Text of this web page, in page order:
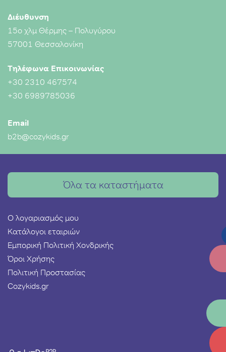
Διέυθυνση
15ο χλμ Θέρμης – Πολυγύρου
57001 Θεσσαλονίκη
Τηλέφωνα Επικοινωνίας
+30 2310 467574
+30 6989785036
Email
b2b@cozykids.gr
Όλα τα καταστήματα
Ο λογαριασμός μου
Κατάλογοι εταιριών
Εμπορική Πολιτική Χονδρικής
Όροι Χρήσης
Πολιτική Προστασίας
Cozykids.gr